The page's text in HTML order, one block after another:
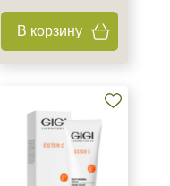
В корзину